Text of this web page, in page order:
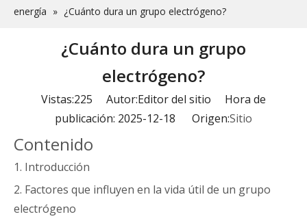
energía » ¿Cuánto dura un grupo electrógeno?
¿Cuánto dura un grupo
electrógeno?
Vistas:225 Autor:Editor del sitio Hora de
publicación: 2025-12-18 Origen:Sitio
Contenido
1. Introducción
2. Factores que influyen en la vida útil de un grupo
electrógeno